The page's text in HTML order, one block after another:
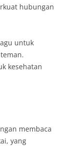
hubungan
untuk
kesehatan
membaca
yang